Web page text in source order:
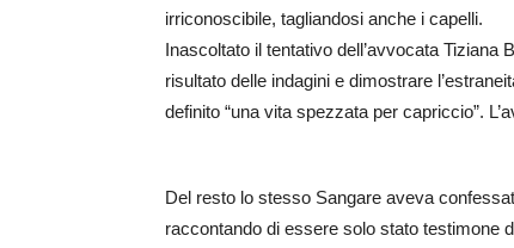
irriconoscibile, tagliandosi anche i capelli.
Inascoltato il tentativo dell’avvocata Tiziana
risultato delle indagini e dimostrare
definito “una vita spezzata per capriccio”.
Del resto lo stesso Sangare aveva
raccontando di essere solo stato testimone